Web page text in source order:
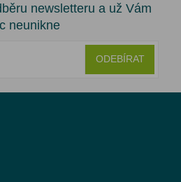
newsletteru a už Vám
neunikne
ODEBÍRAT